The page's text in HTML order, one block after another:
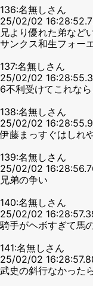
136:名無しさん
25/02/02
兄より優れた弟など
サンクス和生フォー
137:名無しさん
25/02/02
6不利受けてこれな
138:名無しさん
25/02/02
伊藤まっすぐはしれ
139:名無しさん
25/02/02
兄弟の争い
140:名無しさん
25/02/02
騎手がヘボすぎて馬
141:名無しさん
25/02/02
武史の斜行なかった